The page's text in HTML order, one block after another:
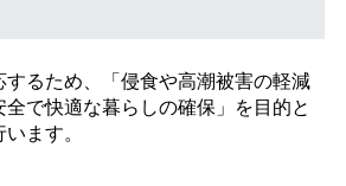
るため、「侵食や高潮被害の軽減
で快適な暮らしの確保」を目的と
ます。